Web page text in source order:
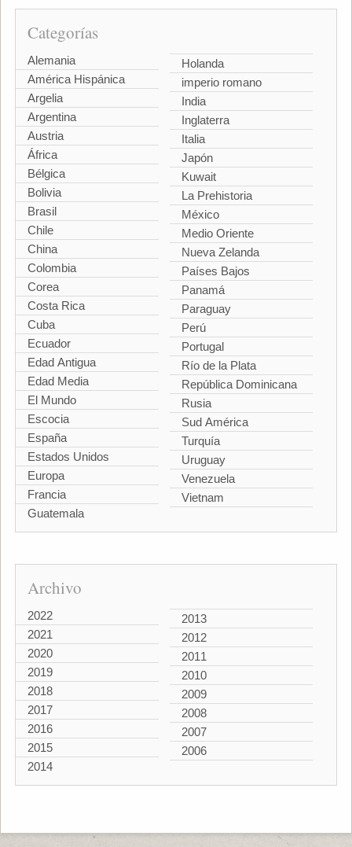
Categorías
Alemania
América Hispánica
Argelia
Argentina
Austria
África
Bélgica
Bolivia
Brasil
Chile
China
Colombia
Corea
Costa Rica
Cuba
Ecuador
Edad Antigua
Edad Media
El Mundo
Escocia
España
Estados Unidos
Europa
Francia
Guatemala
Holanda
imperio romano
India
Inglaterra
Italia
Japón
Kuwait
La Prehistoria
México
Medio Oriente
Nueva Zelanda
Países Bajos
Panamá
Paraguay
Perú
Portugal
Río de la Plata
República Dominicana
Rusia
Sud América
Turquía
Uruguay
Venezuela
Vietnam
Archivo
2022
2021
2020
2019
2018
2017
2016
2015
2014
2013
2012
2011
2010
2009
2008
2007
2006